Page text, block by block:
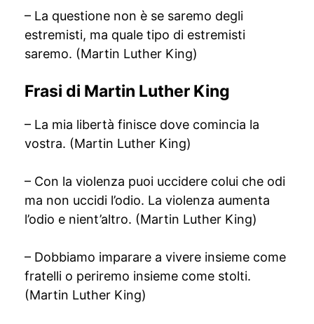
– La questione non è se saremo degli
estremisti, ma quale tipo di estremisti
saremo. (Martin Luther King)
Frasi di Martin Luther King
– La mia libertà finisce dove comincia la
vostra. (Martin Luther King)
– Con la violenza puoi uccidere colui che odi
ma non uccidi l’odio. La violenza aumenta
l’odio e nient’altro. (Martin Luther King)
– Dobbiamo imparare a vivere insieme come
fratelli o periremo insieme come stolti.
(Martin Luther King)